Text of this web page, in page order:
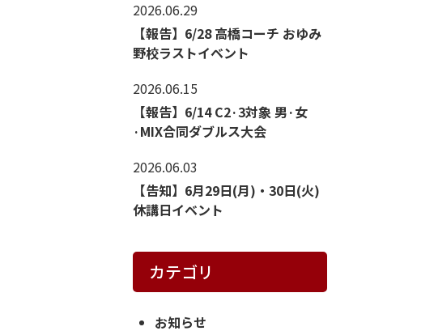
2026.06.29
【報告】6/28 高橋コーチ おゆみ
野校ラストイベント
2026.06.15
【報告】6/14 C2·3対象 男·女
·MIX合同ダブルス大会
2026.06.03
【告知】6月29日(月)・30日(火)
休講日イベント
カテゴリ
お知らせ